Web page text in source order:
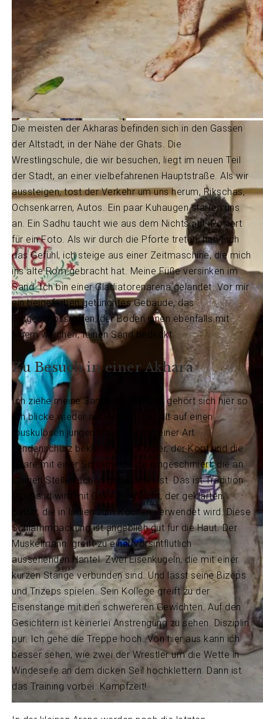
Die meisten der Akharas befinden sich in den Gassen
der Altstadt, in der Nähe der Ghats. Die
Wrestlingschule, die wir besuchen, liegt im neuen Teil
der Stadt, an einer vielbefahrenen Hauptstraße. Als wir
aussteigen, tost der Verkehr um uns herum, Rikschas,
Ochsenkarren, Autos. Ein paar Kuhaugen starren uns
an. Ein Sadhu taucht wie aus dem Nichts auf. Posiert
für ein Foto. Als wir durch die Pforte treten, habe ich
das Gefühl, ich steige aus einer Zeitmaschine, die mich
ins alte Rom gebracht hat. Meine Füße versinken im
Sand. Ich bin einer Gladiatorenarena gelandet. Vor mir
ein beigefarben getünchtes Gebäude, das
Erdgeschoss offen, der Boden innen ebenfalls mit
einem weichen, feinen Sand bedeckt.
Zu Besuch in einer Akhara
Ich ziehe meine Sandalen aus. Das gehört sich hier so.
Ich blicke wieder auf. Mein Blick fällt auf einen
muskulösen jungen Mann, nur mit einer Art
Lendenschurz bekleidet, der Körper, der Kopf und die
Haare mit einer Schlammpaste eingeschmiert, die an
einigen Stellen schon getrocknet ist. Das ist Tradition.
Der Sand wird mit Ghee vermischt, der geklärten
Butter, die in Indien zum Kochen verwendet wird. Diese
Schlammpackung ist angeblich gut für die Haut. Der
Muskelmann greift zu einer vorsintflutlich
aussehenden Hantel. Zwei Eisenkugeln, die mit einer
kurzen Stange verbunden sind. Und lässt seine Bizeps
und Trizeps spielen. Sein Kollege greift zu der
Eisenstange mit den schwereren Gewichten. Auf den
Gesichtern ist keinerlei Anstrengung zu sehen. Disziplin
pur. Ich gehe die Treppe hoch. Von hier aus kann ich
besser sehen, wie zwei der Wrestler um die Wette in
Windeseile an dem dicken Seil hochklettern. Dann ist
das Training vorbei. Kampfzeit!